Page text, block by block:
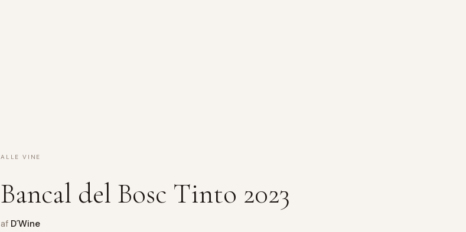
ALLE VINE
Bancal del Bosc Tinto 2023
af D´Wine